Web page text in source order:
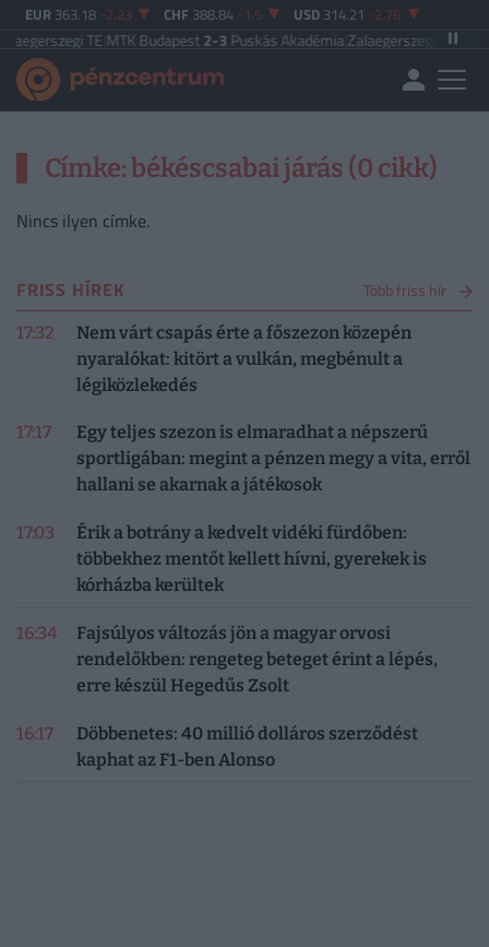
EUR 363.18 -2.23 CHF 388.84 -1.5 USD 314.21 -2.76
TE|MTK Budapest2-3Puskás Akadémia|Zalaegerszegi TE5-2
Címke: békéscsabai járás (0 cikk)
Nincs ilyen címke.
FRISS HÍREK Több friss hír
17:32
Nem várt csapás érte a főszezon közepén
nyaralókat: kitört a vulkán, megbénult a
légiközlekedés
17:17
Egy teljes szezon is elmaradhat a népszerű
sportligában: megint a pénzen megy a vita, erről
hallani se akarnak a játékosok
17:03
Érik a botrány a kedvelt vidéki fürdőben:
többekhez mentőt kellett hívni, gyerekek is
kórházba kerültek
16:34
Fajsúlyos változás jön a magyar orvosi
rendelőkben: rengeteg beteget érint a lépés,
erre készül Hegedűs Zsolt
16:17
Döbbenetes: 40 millió dolláros szerződést
kaphat az F1-ben Alonso